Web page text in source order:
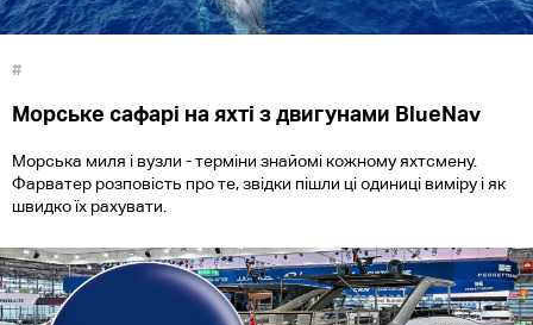
#
Морське сафарі на яхті з двигунами BlueNav
Морська миля і вузли - терміни знайомі кожному яхтсмену.
Фарватер розповість про те, звідки пішли ці одиниці виміру і як
швидко їх рахувати.